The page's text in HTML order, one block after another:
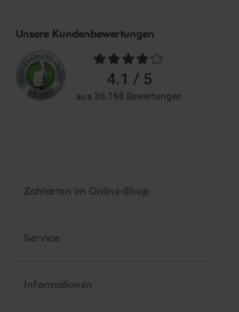
Unsere Kundenbewertungen
Durchschnittliche
Bewertungen4.1 / 5
aus 36.168 Bewertungen